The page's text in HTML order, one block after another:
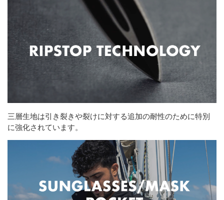
三層生地は引き裂きや裂けに対する追加の耐性のために特別
に強化されています。